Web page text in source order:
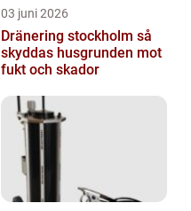
03 juni 2026
Dränering stockholm så
skyddas husgrunden mot
fukt och skador